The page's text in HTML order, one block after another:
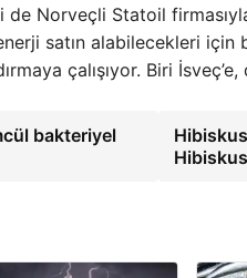
Norveçli Statoil
satın alabilecekleri için
çalışıyor. Biri
bakteriyel